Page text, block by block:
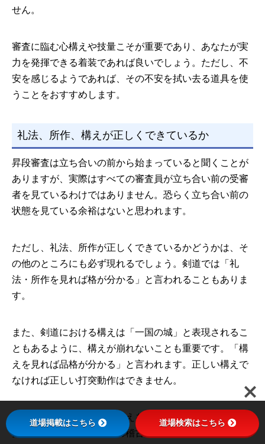
せん。
審査に臨む心構えや技量こそが重要であり、あなたが実
力を発揮できる着装であれば良いでしょう。ただし、不
安を感じるようであれば、その不安を拭い去る道具を使
うことをおすすめします。
礼法、所作、構えが正しくできているか
昇段審査は立ち合いの前から始まっていると聞くことが
ありますが、実際はすべての審査員が立ち合い前の受審
者を見ているわけではありません。恐らく立ち合い前の
状態を見ている余裕はないと思われます。
ただし、礼法、所作が正しくできているかどうかは、そ
の他のところにも必ず現れるでしょう。剣道では「礼
法・所作を見れば格が分かる」と言われることもありま
す。
また、剣道における構えは「一国の城」と表現されるこ
ともあるように、構えが崩れないことも重要です。「構
えを見れば品格が分かる」と言われます。正しい構えで
なければ正しい打突動作はできません。
剣道では、礼法や所作、構えを見るだけで、ある程度の
実力がわかります。日頃の稽古で意識して取り組んでみ
道場掲載はこちら 道場検索はこちら